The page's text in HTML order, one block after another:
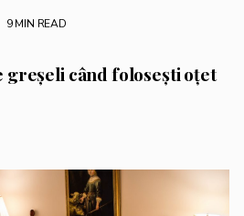
9 MIN READ
greșeli când folosești oțet